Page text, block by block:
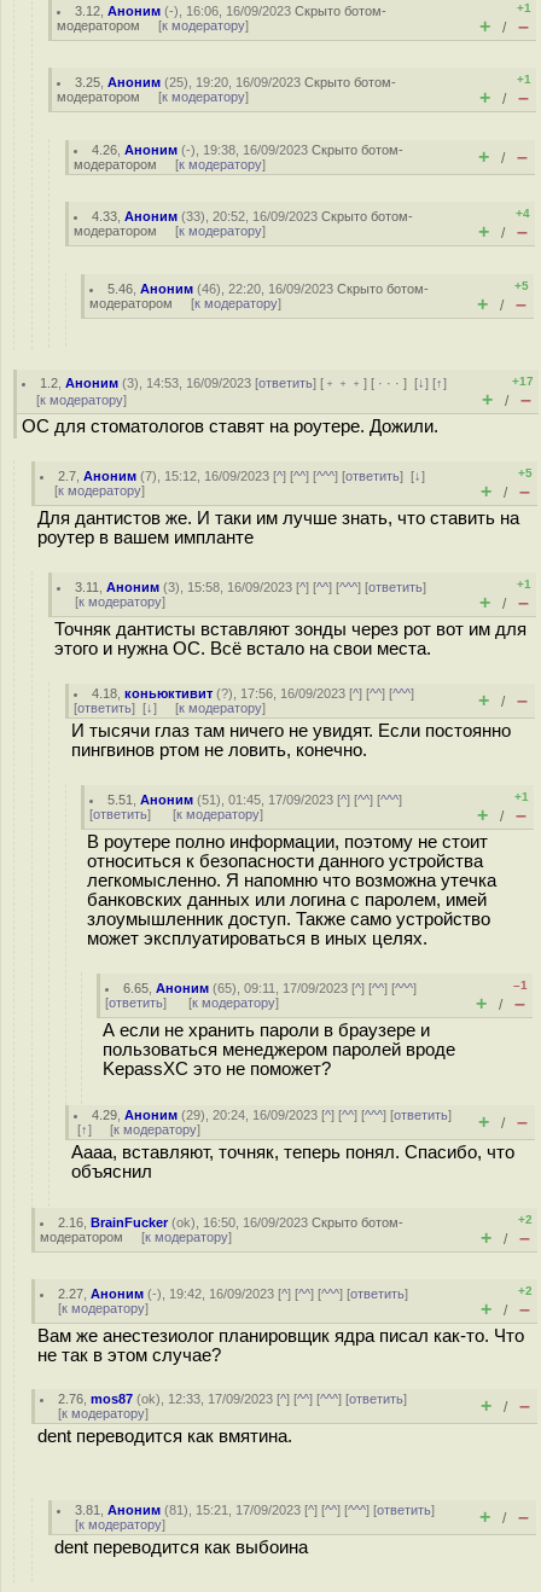
3.12 ,Аноним (-), 16:06, 16/09/2023Скрыто ботом-
модератором [к модератору]
+1
+ / –
3.25 ,Аноним (25), 19:20, 16/09/2023Скрыто ботом-
модератором [к модератору]
+1
+ / –
4.26 ,Аноним (-), 19:38, 16/09/2023Скрыто ботом-
модератором [к модератору] + / –
4.33 ,Аноним (33), 20:52, 16/09/2023Скрыто ботом-
модератором [к модератору]
+4
+ / –
5.46 ,Аноним (46), 22:20, 16/09/2023Скрыто ботом-
модератором [к модератору]
+5
+ / –
1.2 ,Аноним (3), 14:53, 16/09/2023 [ответить] [ ﹢﹢﹢] [ · · ·][↓] [↑]
[к модератору]
+17
+ / –
ОС для стоматологов ставят на роутере. Дожили.
2.7 ,Аноним (7), 15:12, 16/09/2023 [^] [^^] [^^^] [ответить][↓]
[к модератору]
+5
+ / –
Для дантистов же. И таки им лучше знать, что ставить на
роутер в вашем импланте
3.11 ,Аноним (3), 15:58, 16/09/2023 [^] [^^] [^^^] [ответить]
[к модератору]
+1
+ / –
Точняк дантисты вставляют зонды через рот вот им для
этого и нужна ОС. Всё встало на свои места.
4.18 ,коньюктивит (?), 17:56, 16/09/2023 [^] [^^] [^^^]
[ответить] [↓] [к модератору] + / –
И тысячи глаз там ничего не увидят. Если постоянно
пингвинов ртом не ловить, конечно.
5.51 ,Аноним (51), 01:45, 17/09/2023 [^] [^^] [^^^]
[ответить] [к модератору]
+1
+ / –
В роутере полно информации, поэтому не стоит
относиться к безопасности данного устройства
легкомысленно. Я напомню что возможна утечка
банковских данных или логина с паролем, имей
злоумышленник доступ. Также само устройство
может эксплуатироваться в иных целях.
6.65 ,Аноним (65), 09:11, 17/09/2023 [^] [^^] [^^^]
[ответить] [к модератору]
–1
+ / –
А если не хранить пароли в браузере и
пользоваться менеджером паролей вроде
KepassXC это не поможет?
4.29 ,Аноним (29), 20:24, 16/09/2023 [^] [^^] [^^^] [ответить]
[↑] [к модератору] + / –
Аааа, вставляют, точняк, теперь понял. Спасибо, что
объяснил
2.16 ,BrainFucker(ok), 16:50, 16/09/2023Скрыто ботом-
модератором [к модератору]
+2
+ / –
2.27 ,Аноним (-), 19:42, 16/09/2023 [^] [^^] [^^^] [ответить]
[к модератору]
+2
+ / –
Вам же анестезиолог планировщик ядра писал как-то. Что
не так в этом случае?
2.76 ,mos87 (ok), 12:33, 17/09/2023 [^] [^^] [^^^] [ответить]
[к модератору] + / –
dent переводится как вмятина.
3.81 ,Аноним (81), 15:21, 17/09/2023 [^] [^^] [^^^] [ответить]
[к модератору] + / –
dent переводится как выбоина